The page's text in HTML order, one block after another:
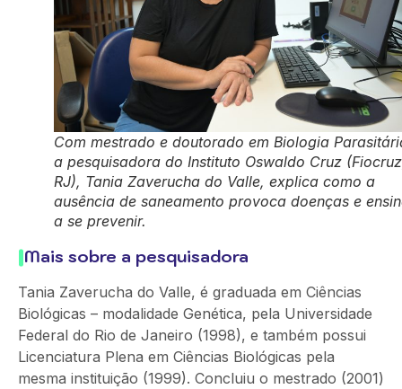
Com mestrado e doutorado em Biologia
a pesquisadora do Instituto Oswaldo Cruz
RJ), Tania Zaverucha do Valle, explica como a
ausência de saneamento provoca doenças e
a se prevenir.
Mais sobre a pesquisadora
Tania Zaverucha do Valle, é graduada em Ciências
Biológicas – modalidade Genética, pela Universidade
Federal do Rio de Janeiro (1998), e também possui
Licenciatura Plena em Ciências Biológicas pela
mesma instituição (1999). Concluiu o mestrado (2001)